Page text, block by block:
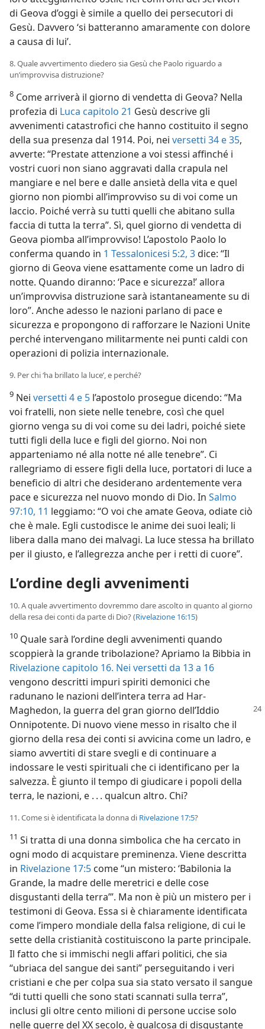
di Geova d’oggi è simile a quello dei persecutori di
Gesù. Davvero ‘si batteranno amaramente con dolore
a causa di lui’.
8. Quale avvertimento diedero sia Gesù che Paolo riguardo a
un’improvvisa distruzione?
8 Come arriverà il giorno di vendetta di Geova? Nella
profezia di Luca capitolo 21 Gesù descrive gli
avvenimenti catastrofici che hanno costituito il segno
della sua presenza dal 1914. Poi, nei versetti 34 e 35,
avverte: “Prestate attenzione a voi stessi affinché i
vostri cuori non siano aggravati dalla crapula nel
mangiare e nel bere e dalle ansietà della vita e quel
giorno non piombi all’improvviso su di voi come un
laccio. Poiché verrà su tutti quelli che abitano sulla
faccia di tutta la terra”. Sì, quel giorno di vendetta di
Geova piomba all’improvviso! L’apostolo Paolo lo
conferma quando in 1 Tessalonicesi 5:2, 3dice: “Il
giorno di Geova viene esattamente come un ladro di
notte. Quando diranno: ‘Pace e sicurezza!’ allora
un’improvvisa distruzione sarà istantaneamente su di
loro”. Anche adesso le nazioni parlano di pace e
sicurezza e propongono di rafforzare le Nazioni Unite
perché intervengano militarmente nei punti caldi con
operazioni di polizia internazionale.
9. Per chi ‘ha brillato la luce’, e perché?
9 Nei versetti 4 e 5 l’apostolo prosegue dicendo: “Ma
voi fratelli, non siete nelle tenebre, così che quel
giorno venga su di voi come su dei ladri, poiché siete
tutti figli della luce e figli del giorno. Noi non
apparteniamo né alla notte né alle tenebre”. Ci
rallegriamo di essere figli della luce, portatori di luce a
beneficio di altri che desiderano ardentemente vera
pace e sicurezza nel nuovo mondo di Dio. In Salmo
97:10, 11 leggiamo: “O voi che amate Geova, odiate ciò
che è male. Egli custodisce le anime dei suoi leali; li
libera dalla mano dei malvagi. La luce stessa ha brillato
per il giusto, e l’allegrezza anche per i retti di cuore”.
L’ordine degli avvenimenti
10. A quale avvertimento dovremmo dare ascolto in quanto al giorno
della resa dei conti da parte di Dio? (Rivelazione 16:15)
10 Quale sarà l’ordine degli avvenimenti quando
scoppierà la grande tribolazione? Apriamo la Bibbia in
Rivelazione capitolo 16. Nei versetti da 13 a 16
vengono descritti impuri spiriti demonici che
radunano le nazioni dell’intera terra ad Har-
Maghedon, la guerra del gran giorno dell’Iddio
Onnipotente. Di nuovo viene messo in risalto che il
giorno della resa dei conti si avvicina come un ladro, e
siamo avvertiti di stare svegli e di continuare a
indossare le vesti spirituali che ci identificano per la
salvezza. È giunto il tempo di giudicare i popoli della
terra, le nazioni, e . . . qualcun altro. Chi?
11. Come si è identificata la donna di Rivelazione 17:5?
11 Si tratta di una donna simbolica che ha cercato in
ogni modo di acquistare preminenza. Viene descritta
in Rivelazione 17:5 come “un mistero: ‘Babilonia la
Grande, la madre delle meretrici e delle cose
disgustanti della terra’”. Ma non è più un mistero per i
testimoni di Geova. Essa si è chiaramente identificata
come l’impero mondiale della falsa religione, di cui le
sette della cristianità costituiscono la parte principale.
Il fatto che si immischi negli affari politici, che sia
“ubriaca del sangue dei santi” perseguitando i veri
cristiani e che per colpa sua sia stato versato il sangue
“di tutti quelli che sono stati scannati sulla terra”,
inclusi gli oltre cento milioni di persone uccise solo
nelle guerre del XX secolo, è qualcosa di disgustante